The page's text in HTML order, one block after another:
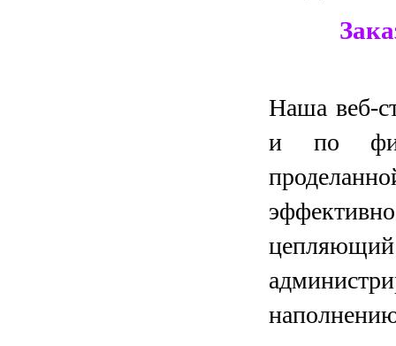
Наша веб-
и по